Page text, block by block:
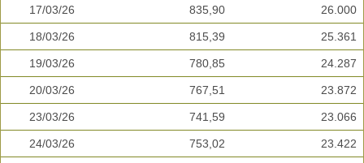
17/03/26 835,90 26.000
18/03/26 815,39 25.361
19/03/26 780,85 24.287
20/03/26 767,51 23.872
23/03/26 741,59 23.066
24/03/26 753,02 23.422